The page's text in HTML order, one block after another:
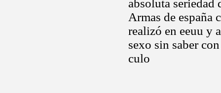
absoluta seriedad
Armas de españa
realizó en eeuu y
sexo sin saber
culo